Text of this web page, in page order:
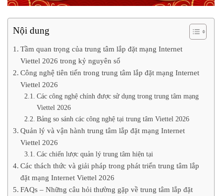
Nội dung
Tầm quan trọng của trung tâm lắp đặt mạng Internet
Viettel 2026 trong kỷ nguyên số
Công nghệ tiên tiến trong trung tâm lắp đặt mạng Internet
Viettel 2026
Các công nghệ chính được sử dụng trong trung tâm mạng
Viettel 2026
Bảng so sánh các công nghệ tại trung tâm Viettel 2026
Quản lý và vận hành trung tâm lắp đặt mạng Internet
Viettel 2026
Các chiến lược quản lý trung tâm hiện tại
Các thách thức và giải pháp trong phát triển trung tâm lắp
đặt mạng Internet Viettel 2026
FAQs – Những câu hỏi thường gặp về trung tâm lắp đặt